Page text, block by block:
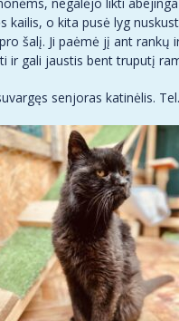
o kita pusė lyg
šalį. Ji paėmė jį ant
ir gali jaustis bent truputį
senjoras katinėlis. Tel.